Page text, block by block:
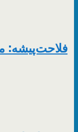
فلاحت‌پیشه: